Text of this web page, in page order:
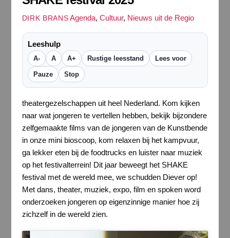
DIRK BRANS Agenda,Cultuur, Nieuws uit de Regio
Leeshulp
A- A A+ Rustige leesstand Lees voor
Pauze Stop
theatergezelschappen uit heel Nederland. Kom kijken
naar wat jongeren te vertellen hebben, bekijk bijzondere
zelfgemaakte films van de jongeren van de Kunstbende
in onze mini bioscoop, kom relaxen bij het kampvuur,
ga lekker eten bij de foodtrucks en luister naar muziek
op het festivalterrein! Dit jaar beweegt het SHAKE
festival met de wereld mee, we schudden Diever op!
Met dans, theater, muziek, expo, film en spoken word
onderzoeken jongeren op eigenzinnige manier hoe zij
zichzelf in de wereld zien.